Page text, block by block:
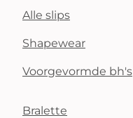
Alle slips
Shapewear
Voorgevormde bh's
Bralette